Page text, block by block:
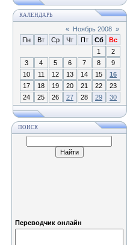
КАЛЕНДАРЬ
« Ноябрь 2008 »
Пн
Вт Ср Чт Пт Сб
Вс
1
2
3
4 5 6 7 8
9
10
11 12 13 14 15
16
17
18 19 20 21 22
23
24
25 26 27 28 29 30
ПОИСК
Переводчик онлайн